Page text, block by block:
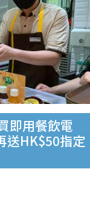
即用餐飲電
送HK$50指定